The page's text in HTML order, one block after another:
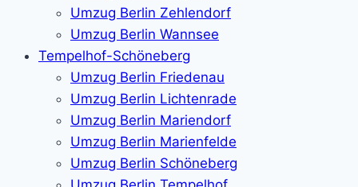
Umzug Berlin Zehlendorf
Umzug Berlin Wannsee
Tempelhof-Schöneberg
Umzug Berlin Friedenau
Umzug Berlin Lichtenrade
Umzug Berlin Mariendorf
Umzug Berlin Marienfelde
Umzug Berlin Schöneberg